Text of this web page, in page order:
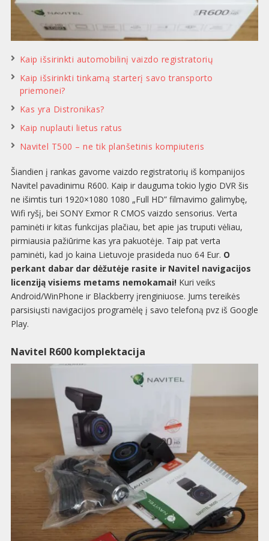
Kaip išsirinkti automobilinį vaizdo registratorių
Kaip išsirinkti tinkamą starterį savo transporto
priemonei?
Kas yra Distronikas?
Kaip nuplauti lietus ratus
Navitel T500 – ne tik planšetinis kompiuteris
Šiandien į rankas gavome vaizdo registratorių iš kompanijos
Navitel pavadinimu R600. Kaip ir dauguma tokio lygio DVR šis
ne išimtis turi 1920×1080 1080 „Full HD” filmavimo galimybę,
Wifi ryšį, bei SONY Exmor R CMOS vaizdo sensorius. Verta
paminėti ir kitas funkcijas plačiau, bet apie jas truputi vėliau,
pirmiausia pažiūrime kas yra pakuotėje. Taip pat verta
paminėti, kad jo kaina Lietuvoje prasideda nuo 64 Eur. O
perkant dabar dar dėžutėje rasite ir Navitel navigacijos
licenziją visiems metams nemokamai! Kuri veiks
Android/WinPhone ir Blackberry įrenginiuose. Jums tereikės
parsisiųsti navigacijos programėlę į savo telefoną pvz iš Google
Play.
Navitel R600 komplektacija